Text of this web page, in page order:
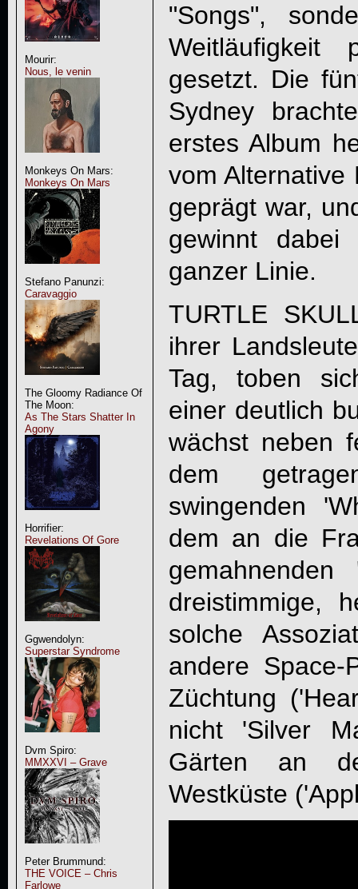
Mourir:
Nous, le venin
Monkeys On Mars:
Monkeys On Mars
Stefano Panunzi:
Caravaggio
The Gloomy Radiance Of
The Moon:
As The Stars Shatter In
Agony
Horrifier:
Revelations Of Gore
Ggwendolyn:
Superstar Syndrome
Dvm Spiro:
MMXXVI – Grave
Peter Brummund:
THE VOICE – Chris
Farlowe
"Songs",
Weitläufigkeit
gesetzt. Die
Sydney
erstes Album
vom Alternative
geprägt war,
gewinnt dabei
ganzer Linie.
TURTLE
ihrer
Tag, toben
einer deutlich
wächst neben
dem
swingenden
dem an die
dreistimmige,
solche
andere Space-
Züchtung
nicht 'Silver
Gärten an
Westküste